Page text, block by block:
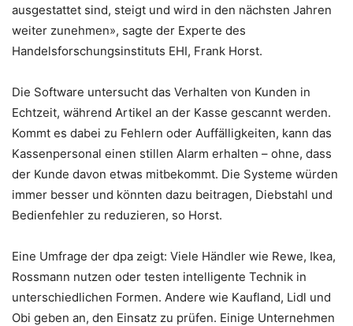
ausgestattet sind, steigt und wird in den nächsten Jahren
weiter zunehmen», sagte der Experte des
Handelsforschungsinstituts EHI, Frank Horst.
Die Software untersucht das Verhalten von Kunden in
Echtzeit, während Artikel an der Kasse gescannt werden.
Kommt es dabei zu Fehlern oder Auffälligkeiten, kann das
Kassenpersonal einen stillen Alarm erhalten – ohne, dass
der Kunde davon etwas mitbekommt. Die Systeme würden
immer besser und könnten dazu beitragen, Diebstahl und
Bedienfehler zu reduzieren, so Horst.
Eine Umfrage der dpa zeigt: Viele Händler wie Rewe, Ikea,
Rossmann nutzen oder testen intelligente Technik in
unterschiedlichen Formen. Andere wie Kaufland, Lidl und
Obi geben an, den Einsatz zu prüfen. Einige Unternehmen